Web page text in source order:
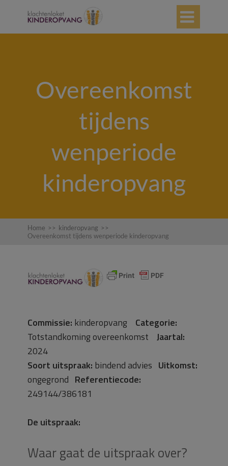

Overeenkomst
tijdens
wenperiode
kinderopvang
Home >> kinderopvang >>
Overeenkomst tijdens wenperiode kinderopvang
Commissie: kinderopvang Categorie:
Totstandkoming overeenkomst Jaartal:
2024
Soort uitspraak: bindend advies Uitkomst:
ongegrond Referentiecode:
249144/386181
De uitspraak:
Waar gaat de uitspraak over?